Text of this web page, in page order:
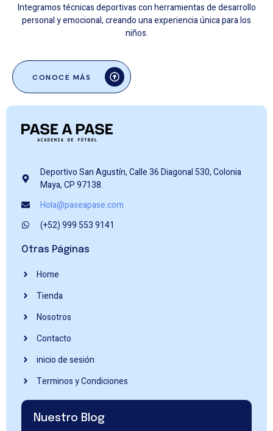
Integramos técnicas deportivas con herramientas de desarrollo
personal y emocional, creando una experiencia única para los
niños.
CONOCE MÁS
Deportivo San Agustín, Calle 36 Diagonal 530, Colonia
Maya, CP 97138.
Hola@paseapase.com
(+52) 999 553 9141
Otras Páginas
Home
Tienda
Nosotros
Contacto
inicio de sesión
Terminos y Condiciones
Nuestro Blog